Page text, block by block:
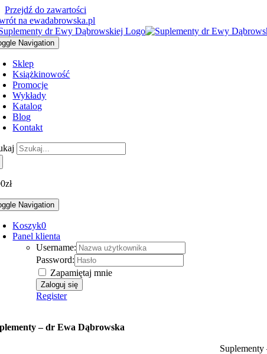
Przejdź do zawartości
na ewadabrowska.pl
Navigation
Sklep
Książkinowość
Promocje
Wykłady
Katalog
Blog
Kontakt
zł
Navigation
Koszyk0
Panel klienta
Username:
Password:
Zapamiętaj mnie
Register
– dr Ewa Dąbrowska